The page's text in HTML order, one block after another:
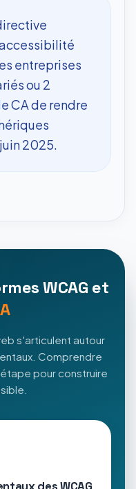
entreprises
ou 2
CA de rendre
2025.
WCAG et
s'articulent autour
Comprendre
pour construire
des WCAG